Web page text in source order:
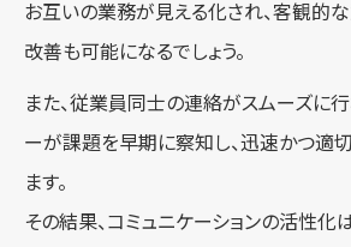
お互いの業務が見える化され、客観的
改善も可能になるでしょう。
また、従業員同士の連絡がスムーズに
ーが課題を早期に察知し、迅速かつ適
ます。
その結果、コミュニケーションの活性化